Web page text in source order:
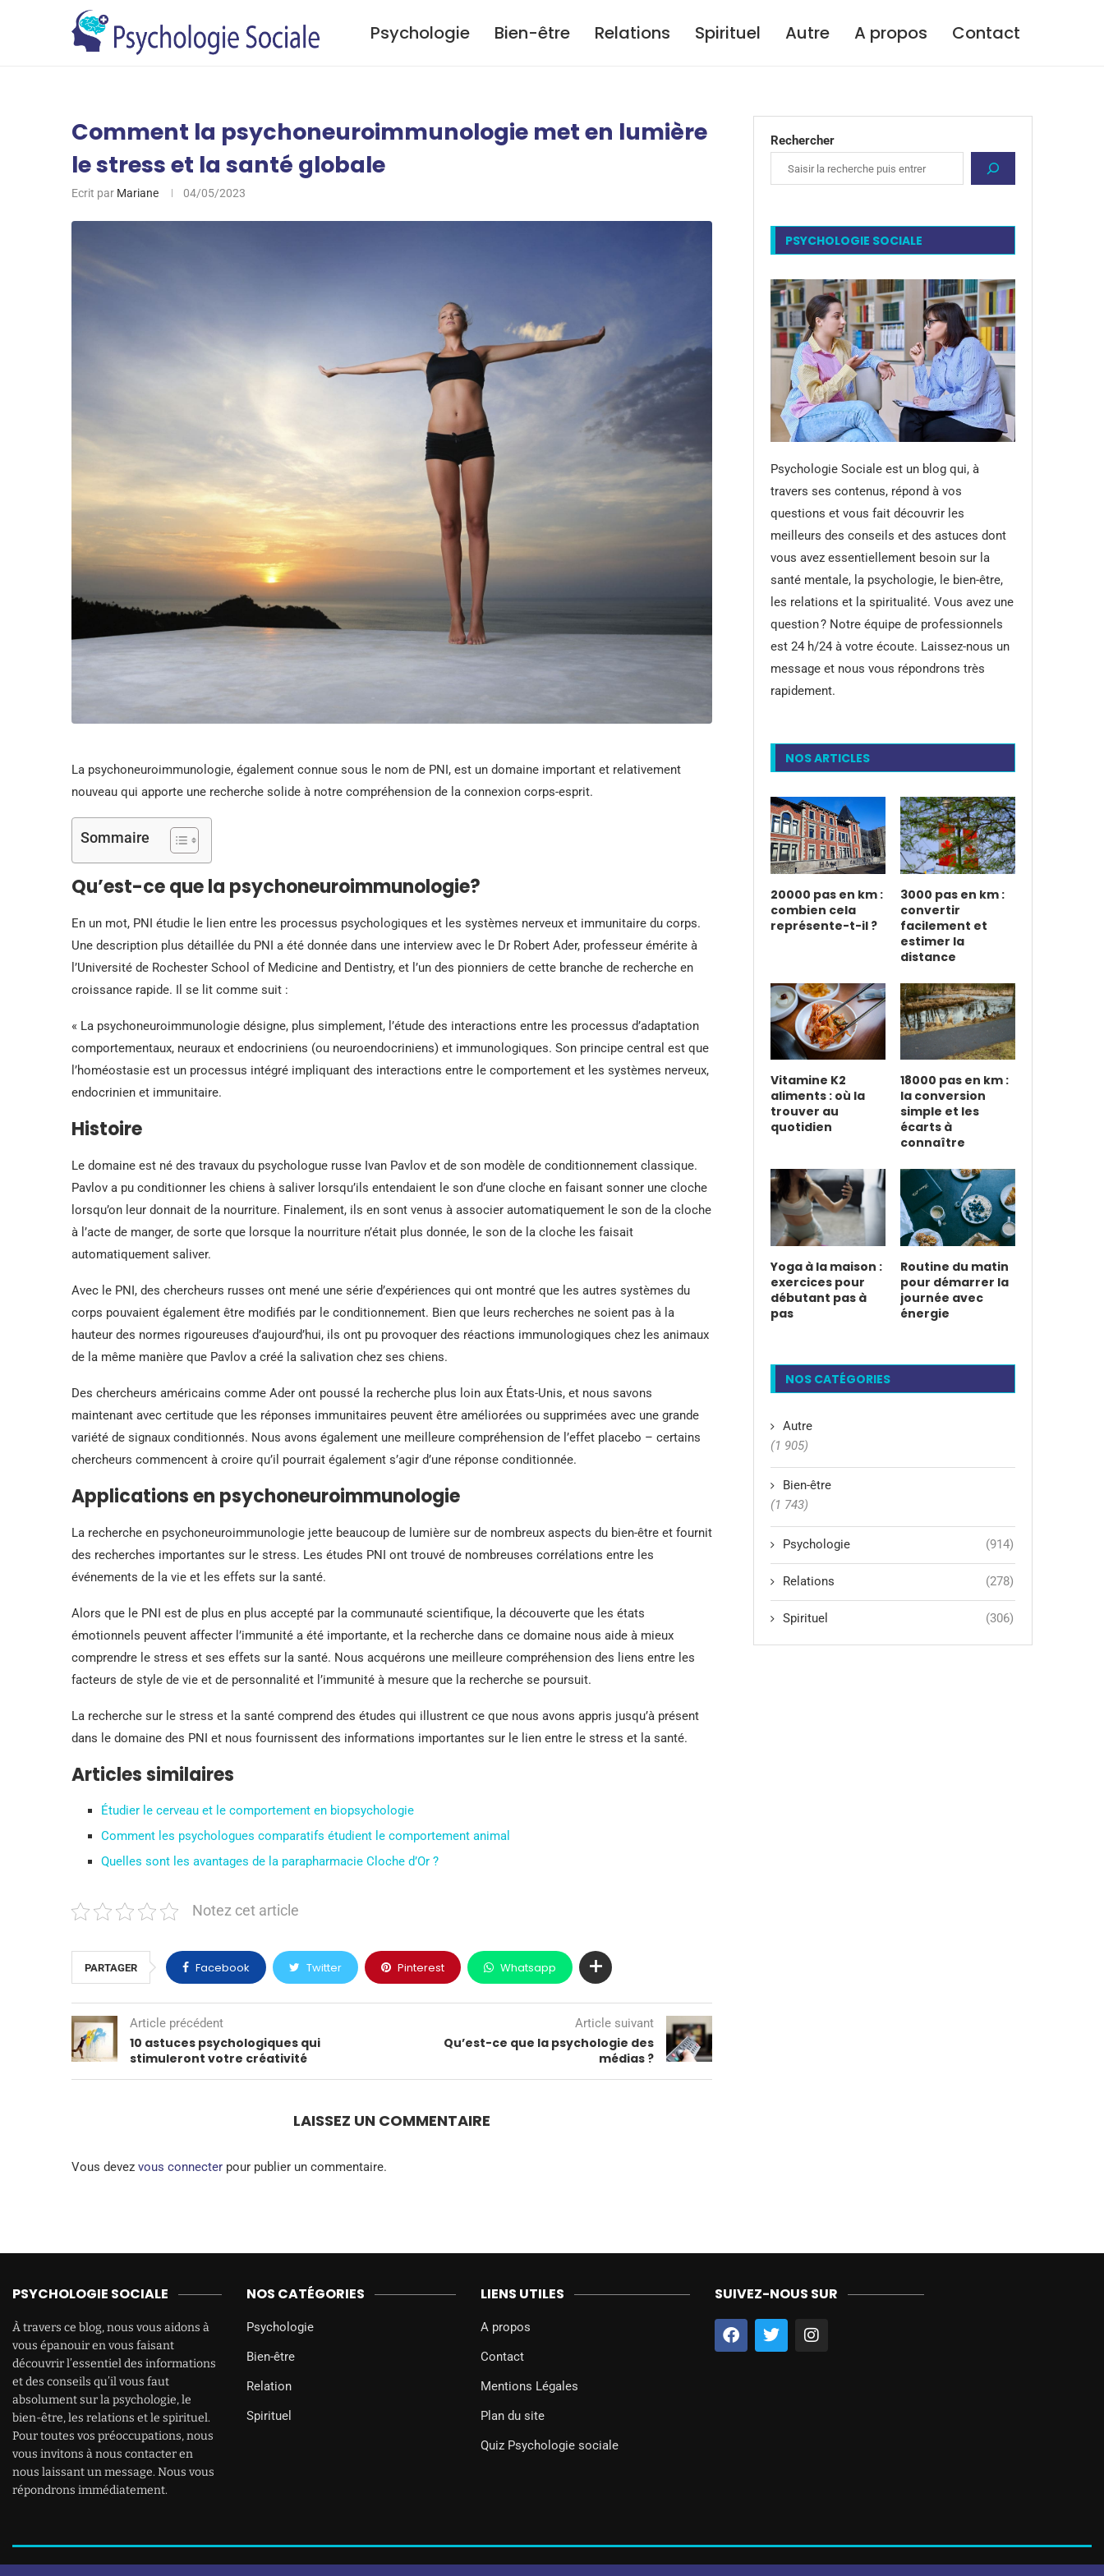
Psychologie Bien-être Relations Spirituel Autre A propos Contact
Comment la psychoneuroimmunologie met en lumière
le stress et la santé globale
Ecrit par Mariane 04/05/2023
La psychoneuroimmunologie, également connue sous le nom de PNI, est un domaine important et relativement
nouveau qui apporte une recherche solide à notre compréhension de la connexion corps-esprit.
Sommaire
Qu’est-ce que la psychoneuroimmunologie?
En un mot, PNI étudie le lien entre les processus psychologiques et les systèmes nerveux et immunitaire du corps.
Une description plus détaillée du PNI a été donnée dans une interview avec le Dr Robert Ader, professeur émérite à
l’Université de Rochester School of Medicine and Dentistry, et l’un des pionniers de cette branche de recherche en
croissance rapide. Il se lit comme suit :
« La psychoneuroimmunologie désigne, plus simplement, l’étude des interactions entre les processus d’adaptation
comportementaux, neuraux et endocriniens (ou neuroendocriniens) et immunologiques. Son principe central est que
l’homéostasie est un processus intégré impliquant des interactions entre le comportement et les systèmes nerveux,
endocrinien et immunitaire.
Histoire
Le domaine est né des travaux du psychologue russe Ivan Pavlov et de son modèle de conditionnement classique.
Pavlov a pu conditionner les chiens à saliver lorsqu’ils entendaient le son d’une cloche en faisant sonner une cloche
lorsqu’on leur donnait de la nourriture. Finalement, ils en sont venus à associer automatiquement le son de la cloche
à l’acte de manger, de sorte que lorsque la nourriture n’était plus donnée, le son de la cloche les faisait
automatiquement saliver.
Avec le PNI, des chercheurs russes ont mené une série d’expériences qui ont montré que les autres systèmes du
corps pouvaient également être modifiés par le conditionnement. Bien que leurs recherches ne soient pas à la
hauteur des normes rigoureuses d’aujourd’hui, ils ont pu provoquer des réactions immunologiques chez les animaux
de la même manière que Pavlov a créé la salivation chez ses chiens.
Des chercheurs américains comme Ader ont poussé la recherche plus loin aux États-Unis, et nous savons
maintenant avec certitude que les réponses immunitaires peuvent être améliorées ou supprimées avec une grande
variété de signaux conditionnés. Nous avons également une meilleure compréhension de l’effet placebo – certains
chercheurs commencent à croire qu’il pourrait également s’agir d’une réponse conditionnée.
Applications en psychoneuroimmunologie
La recherche en psychoneuroimmunologie jette beaucoup de lumière sur de nombreux aspects du bien-être et fournit
des recherches importantes sur le stress. Les études PNI ont trouvé de nombreuses corrélations entre les
événements de la vie et les effets sur la santé.
Alors que le PNI est de plus en plus accepté par la communauté scientifique, la découverte que les états
émotionnels peuvent affecter l’immunité a été importante, et la recherche dans ce domaine nous aide à mieux
comprendre le stress et ses effets sur la santé. Nous acquérons une meilleure compréhension des liens entre les
facteurs de style de vie et de personnalité et l’immunité à mesure que la recherche se poursuit.
La recherche sur le stress et la santé comprend des études qui illustrent ce que nous avons appris jusqu’à présent
dans le domaine des PNI et nous fournissent des informations importantes sur le lien entre le stress et la santé.
Articles similaires
Étudier le cerveau et le comportement en biopsychologie
Comment les psychologues comparatifs étudient le comportement animal
Quelles sont les avantages de la parapharmacie Cloche d’Or ?
Notez cet article
PARTAGER Facebook Twitter Pinterest Whatsapp
Article précédent
10 astuces psychologiques qui
stimuleront votre créativité
Article suivant
Qu’est-ce que la psychologie des
médias ?
LAISSEZ UN COMMENTAIRE
Vous devez vous connecter pour publier un commentaire.
Rechercher
PSYCHOLOGIE SOCIALE
Psychologie Sociale est un blog qui, à
travers ses contenus, répond à vos
questions et vous fait découvrir les
meilleurs des conseils et des astuces dont
vous avez essentiellement besoin sur la
santé mentale, la psychologie, le bien-être,
les relations et la spiritualité. Vous avez une
question ? Notre équipe de professionnels
est 24 h/24 à votre écoute. Laissez-nous un
message et nous vous répondrons très
rapidement.
NOS ARTICLES
20000 pas en km :
combien cela
représente-t-il ?
3000 pas en km :
convertir
facilement et
estimer la
distance
Vitamine K2
aliments : où la
trouver au
quotidien
18000 pas en km :
la conversion
simple et les
écarts à
connaître
Yoga à la maison :
exercices pour
débutant pas à
pas
Routine du matin
pour démarrer la
journée avec
énergie
NOS CATÉGORIES
Autre
(1 905)
Bien-être
(1 743)
Psychologie (914)
Relations (278)
Spirituel (306)
PSYCHOLOGIE SOCIALE
À travers ce blog, nous vous aidons à
vous épanouir en vous faisant
découvrir l’essentiel des informations
et des conseils qu’il vous faut
absolument sur la psychologie, le
bien-être, les relations et le spirituel.
Pour toutes vos préoccupations, nous
vous invitons à nous contacter en
nous laissant un message. Nous vous
répondrons immédiatement.
NOS CATÉGORIES
Psychologie
Bien-être
Relation
Spirituel
LIENS UTILES
A propos
Contact
Mentions Légales
Plan du site
Quiz Psychologie sociale
SUIVEZ-NOUS SUR